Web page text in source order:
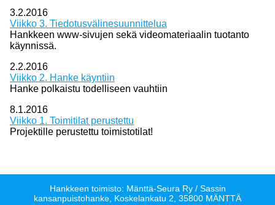
3.2.2016
Viikko 3. Tiedotusvälinesuunnittelua
Hankkeen www-sivujen sekä videomateriaalin tuotanto
käynnissä.
2.2.2016
Viikko 2. Hanke käyntiin
Hanke polkaistu todelliseen vauhtiin
8.1.2016
Viikko 1. Toimitilat perustettu
Projektille perustettu toimistotilat!
Hankkeen toimisto: Mänttä-Seura Ry / Sassin
kansanpuistohanke, Koskelankatu 2, 35800 MÄNTTÄ